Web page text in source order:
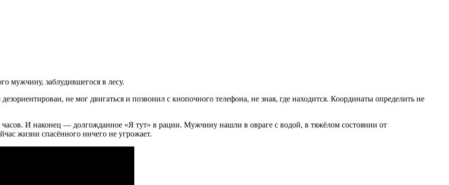
мужчину, заблудившегося в лесу.
не мог двигаться и позвонил с кнопочного телефона, не зная, где находится. Координаты определить не
И наконец — долгожданное «Я тут» в рации. Мужчину нашли в овраге с водой, в тяжёлом состоянии от
жизни спасённого ничего не угрожает.